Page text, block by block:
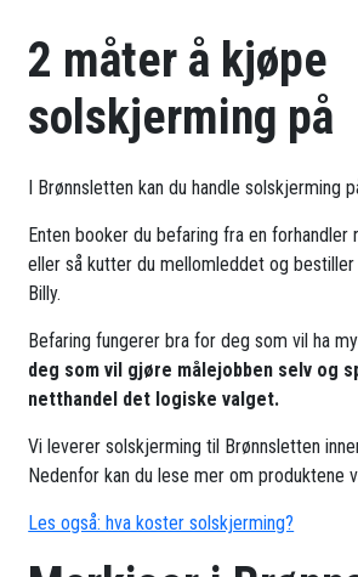
2 måter å kjøpe
solskjerming på
I Brønnsletten kan du handle solskjerming
Enten booker du befaring fra en forhandler
eller så kutter du mellomleddet og
Billy.
Befaring fungerer bra for deg som vil ha
deg som vil gjøre målejobben selv og
netthandel det logiske valget.
Vi leverer solskjerming til Brønnsletten
Nedenfor kan du lese mer om produktene
Les også: hva koster solskjerming?